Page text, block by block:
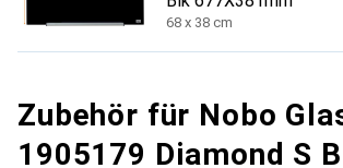
68 x 38 cm
Zubehör für Nobo
1905179 Diamond S